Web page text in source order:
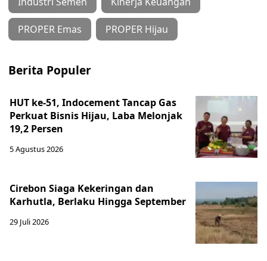
PROPER Emas PROPER Hijau
Berita Populer
HUT ke-51, Indocement Tancap Gas
Perkuat Bisnis Hijau, Laba Melonjak
19,2 Persen
5 Agustus 2026
Cirebon Siaga Kekeringan dan
Karhutla, Berlaku Hingga September
29 Juli 2026